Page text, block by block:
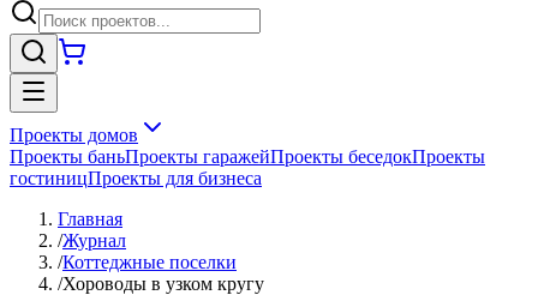
Проекты домов
Проекты баньПроекты гаражейПроекты беседокПроекты
гостиницПроекты для бизнеса
Главная
/Журнал
/Коттеджные поселки
/Хороводы в узком кругу